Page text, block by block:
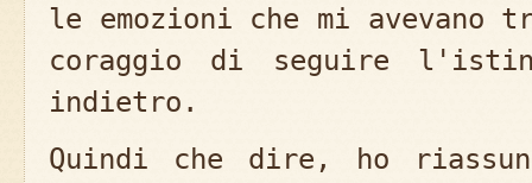
le emozioni che mi avevano
coraggio di seguire
indietro.
Quindi che dire, ho